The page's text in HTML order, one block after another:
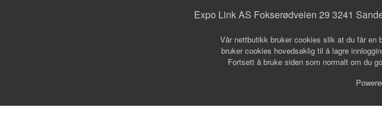
Expo Link AS Fokserødveien 29 3241
Vår nettbutikk bruker cookies slik at du får en
bruker cookies hovedsaklig til å lagre
Fortsett å bruke siden som normalt om du